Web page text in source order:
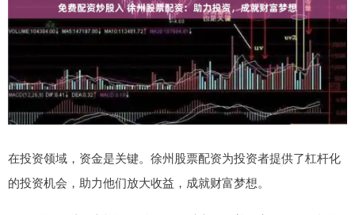
在投资领域，资金是关键。徐州股票配资为投资者提供了杠杆化
的投资机会，助力他们放大收益，成就财富梦想。